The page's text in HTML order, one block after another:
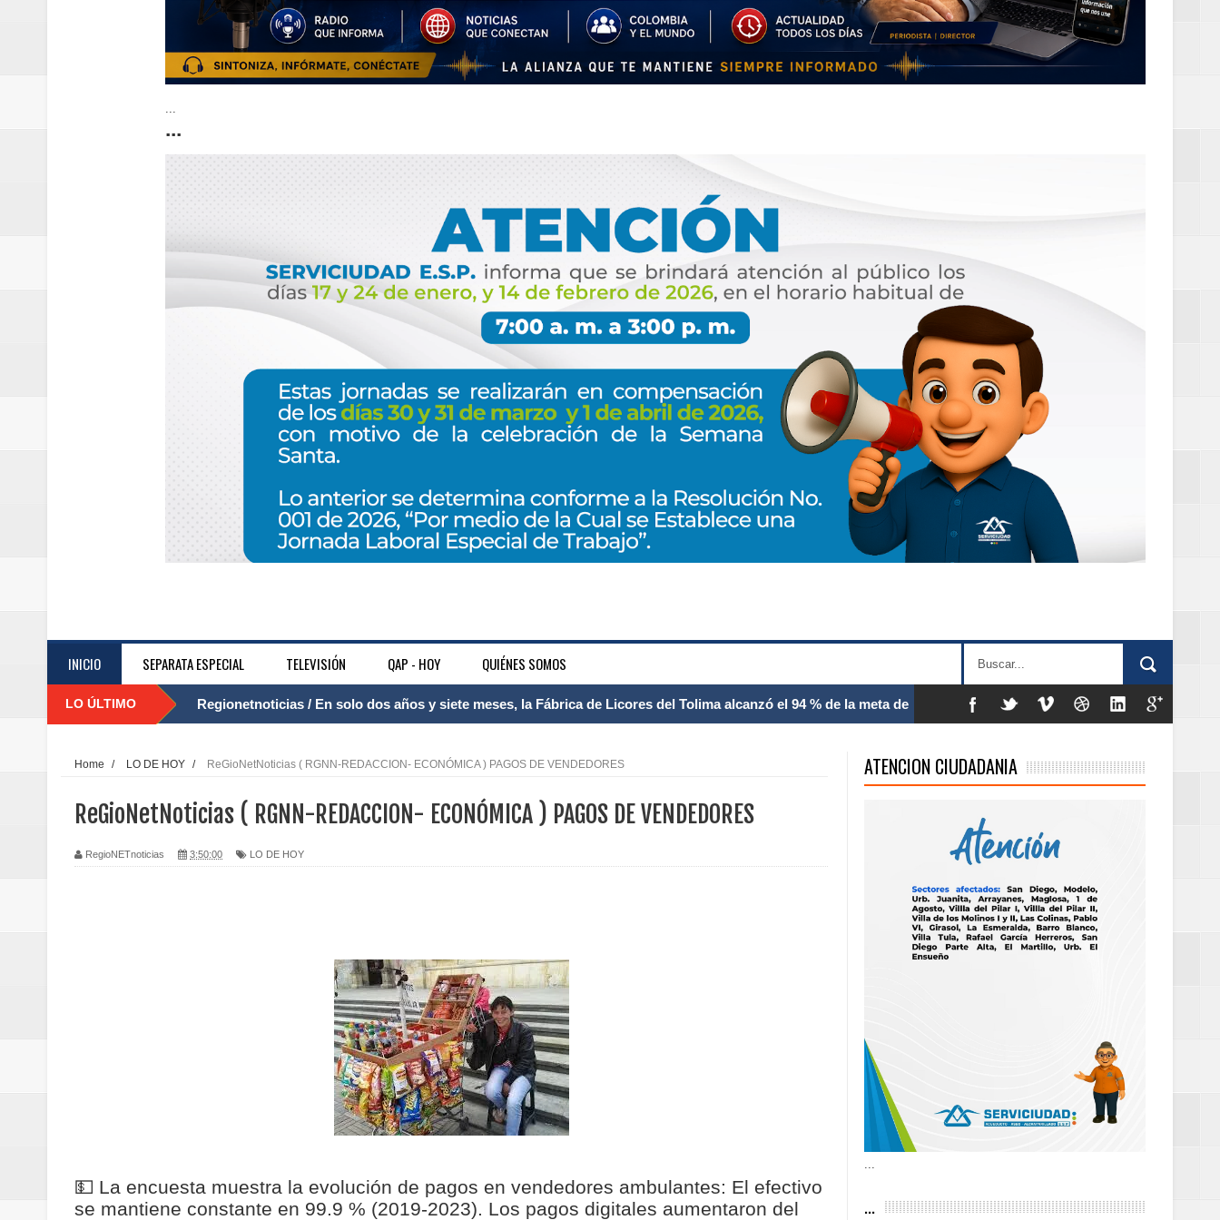
...
...
INICIO SEPARATA ESPECIAL TELEVISIÓN QAP - HOY QUIÉNES SOMOS
LO ÚLTIMO Regionetnoticias / El Aeropuerto Internacional Matecaña fortalece su conectividad con una nueva frecuencia
Regionetnoticias / Caldas fortalece el Mecanismo Articulador Departamental para el abordaje de las violencias
basadas en género
Regionetnoticias / La Alcaldía de Pereira continúa renovando espacios comunitarios que llevaban décadas sin
Regionetnoticias / Agua potable transforma la vida de 68 estudiantes rurales en Filadelfia gracias al Gobierno de
Regionetnoticias / Población vulnerable en Tuluá tendrá comedor comunitario gracias al Galardón de la Mujer
Vallecaucana
Home / LO DE HOY / ReGioNetNoticias ( RGNN-REDACCION- ECONÓMICA ) PAGOS DE VENDEDORES
ReGioNetNoticias ( RGNN-REDACCION- ECONÓMICA ) PAGOS DE VENDEDORES
RegioNETnoticias 3:50:00 LO DE HOY
💵 La encuesta muestra la evolución de pagos en vendedores ambulantes: El efectivo
se mantiene constante en 99.9 % (2019-2023). Los pagos digitales aumentaron del
ATENCION CIUDADANIA
...